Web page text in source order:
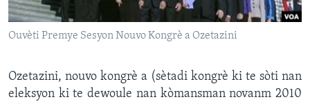
Ouvèti Premye Sesyon Nouvo Kongrè a Ozetazini
Ozetazini, nouvo kongrè a (sètadi kongrè ki te sòti nan
eleksyon ki te dewoule nan kòmansman novanm 2010